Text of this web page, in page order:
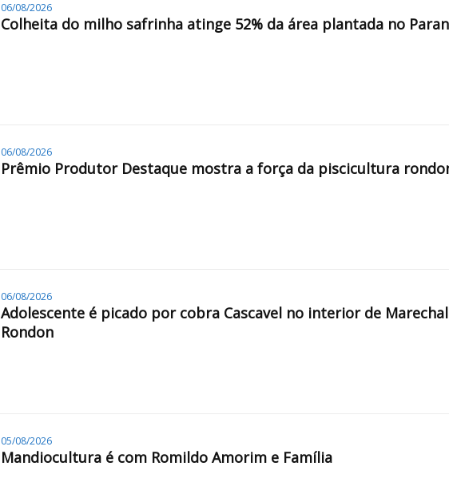
06/08/2026
Colheita do milho safrinha atinge 52% da área plantada no
06/08/2026
Prêmio Produtor Destaque mostra a força da piscicultura
06/08/2026
Adolescente é picado por cobra Cascavel no interior de Marechal
Rondon
05/08/2026
Mandiocultura é com Romildo Amorim e Família